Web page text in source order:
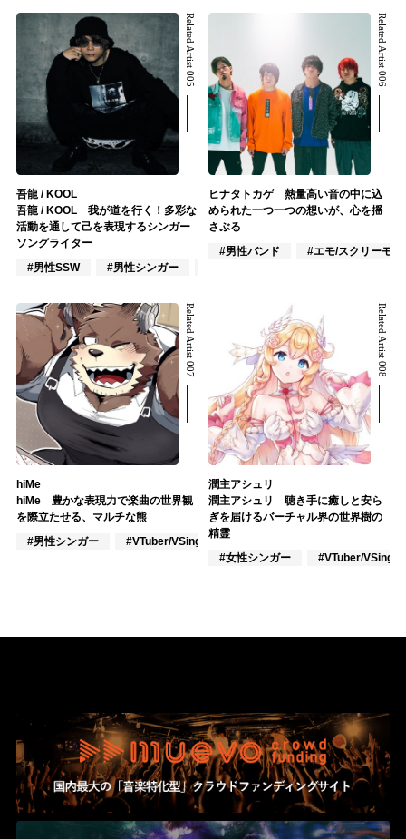
Related Artist 005
吾龍 / KOOL
吾龍 / KOOL 我が道を行く！多彩な
活動を通して己を表現するシンガー
ソングライター
#男性SSW
#男性シンガー
Related Artist 006
ヒナタトカゲ 熱量高い音の中に込
められた一つ一つの想いが、心を揺
さぶる
#男性バンド
#エモ/スクリーモ
Related Artist 007
hiMe
hiMe 豊かな表現力で楽曲の世界観
を際立たせる、マルチな熊
#男性シンガー
#VTuber/VSinger
Related Artist 008
潤主アシュリ
潤主アシュリ 聴き手に癒しと安ら
ぎを届けるバーチャル界の世界樹の
精霊
#女性シンガー
#VTuber/VSinger